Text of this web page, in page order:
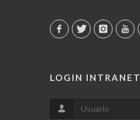
LOGIN INTRANET